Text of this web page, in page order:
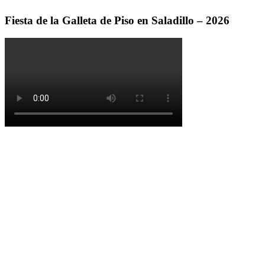
Fiesta de la Galleta de Piso en Saladillo – 2026